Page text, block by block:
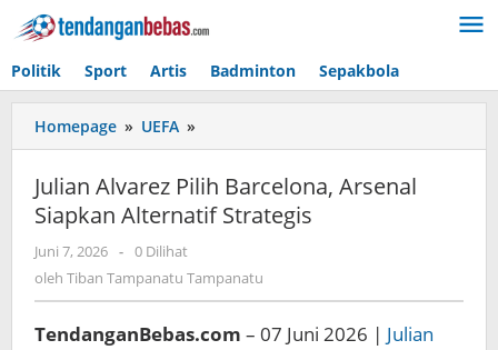
Lewati
ke
Politik Sport Artis Badminton Sepakbola
Homepage » UEFA »
Alvarez
Pilih
Barcelona,
Arsenal
Strategis
Julian Alvarez Pilih Barcelona, Arsenal
Siapkan Alternatif Strategis
Juni 7, 2026 oleh
Tiban
Tampanatu
- 0 Dilihat
oleh Tiban Tampanatu Tampanatu
TendanganBebas.com – 07 Juni 2026 | Julian